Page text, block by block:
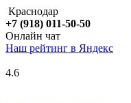
Краснодар
+7 (918) 011-50-50
Онлайн чат
Наш рейтинг в Яндекс
4.6